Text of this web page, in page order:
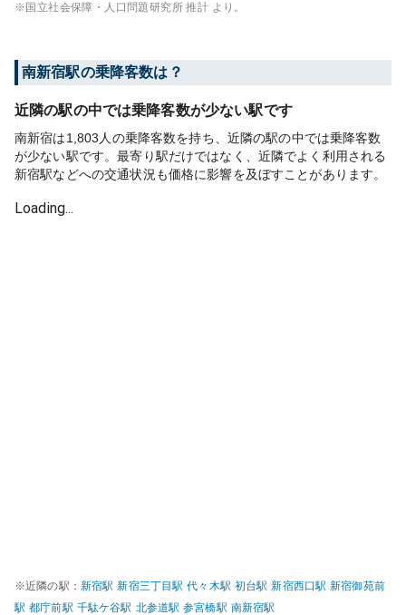
※国立社会保障・人口問題研究所 推計 より。
南新宿駅の乗降客数は？
近隣の駅の中では乗降客数が少ない駅です
南新宿は1,803人の乗降客数を持ち、近隣の駅の中では乗降客数
が少ない駅です。最寄り駅だけではなく、近隣でよく利用される
新宿駅などへの交通状況も価格に影響を及ぼすことがあります。
Loading...
※近隣の駅： 新宿駅 新宿三丁目駅 代々木駅 初台駅 新宿西口駅 新宿御苑前
駅 都庁前駅 千駄ケ谷駅 北参道駅 参宮橋駅 南新宿駅